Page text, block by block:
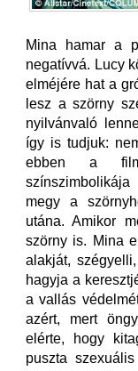
Mina hamar a
negatívvá. Lucy
elméjére hat a
lesz a szörny
nyilvánvaló
így is tudjuk:
ebben a
megy a
utána. Amikor
szörny is. Mina
alakját,
hagyja a
a vallás
azért, mert
elérte, hogy
puszta